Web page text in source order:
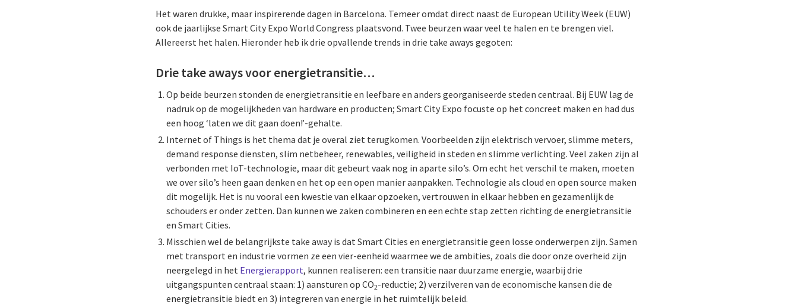
Het waren drukke, maar inspirerende dagen in Barcelona. Temeer omdat direct naast de European Utility Week (EUW)
ook de jaarlijkse Smart City Expo World Congress plaatsvond. Twee beurzen waar veel te halen en te brengen viel.
Allereerst het halen. Hieronder heb ik drie opvallende trends in drie take aways gegoten:
Drie take aways voor energietransitie…
Op beide beurzen stonden de energietransitie en leefbare en anders georganiseerde steden centraal. Bij EUW lag de
nadruk op de mogelijkheden van hardware en producten; Smart City Expo focuste op het concreet maken en had dus
een hoog ‘laten we dit gaan doen!’-gehalte.
Internet of Things is het thema dat je overal ziet terugkomen. Voorbeelden zijn elektrisch vervoer, slimme meters,
demand response diensten, slim netbeheer, renewables, veiligheid in steden en slimme verlichting. Veel zaken zijn al
verbonden met IoT-technologie, maar dit gebeurt vaak nog in aparte silo’s. Om echt het verschil te maken, moeten
we over silo’s heen gaan denken en het op een open manier aanpakken. Technologie als cloud en open source maken
dit mogelijk. Het is nu vooral een kwestie van elkaar opzoeken, vertrouwen in elkaar hebben en gezamenlijk de
schouders er onder zetten. Dan kunnen we zaken combineren en een echte stap zetten richting de energietransitie
en Smart Cities.
Misschien wel de belangrijkste take away is dat Smart Cities en energietransitie geen losse onderwerpen zijn. Samen
met transport en industrie vormen ze een vier-eenheid waarmee we de ambities, zoals die door onze overheid zijn
neergelegd in het Energierapport, kunnen realiseren: een transitie naar duurzame energie, waarbij drie
uitgangspunten centraal staan: 1) aansturen op CO2-reductie; 2) verzilveren van de economische kansen die de
energietransitie biedt en 3) integreren van energie in het ruimtelijk beleid.